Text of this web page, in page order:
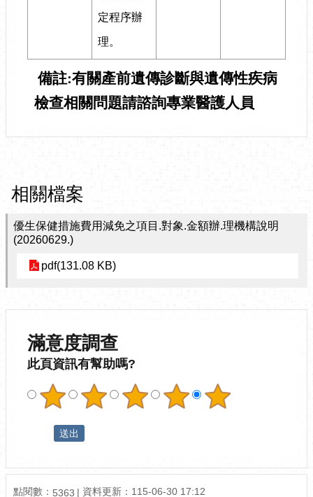
定程序辦
理。
備註:有關產前遺傳診斷與遺傳性疾病
檢查相關問題請諮詢專業醫護人員
相關檔案
優生保健措施費用減免之項目.對象.金額辦.理機構說明
(20260629.)
pdf(131.08 KB)
滿意度調查
此頁資訊有幫助嗎?
點閱數： 5363 資料更新： 115-06-30 17:12